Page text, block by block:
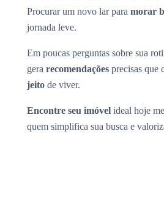
Procurar um novo lar para morar
jornada leve.
Em poucas perguntas sobre sua
gera recomendações precisas que
jeito de viver.
Encontre seu imóvel ideal hoje
quem simplifica sua busca e